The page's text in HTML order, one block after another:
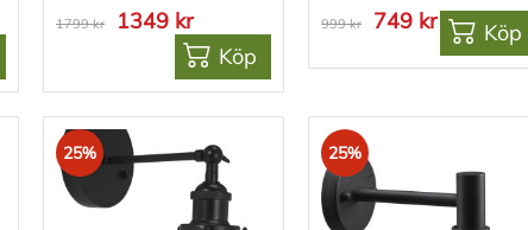
1799 kr
1349 kr
Köp
999 kr 749 kr Köp
25% 25%